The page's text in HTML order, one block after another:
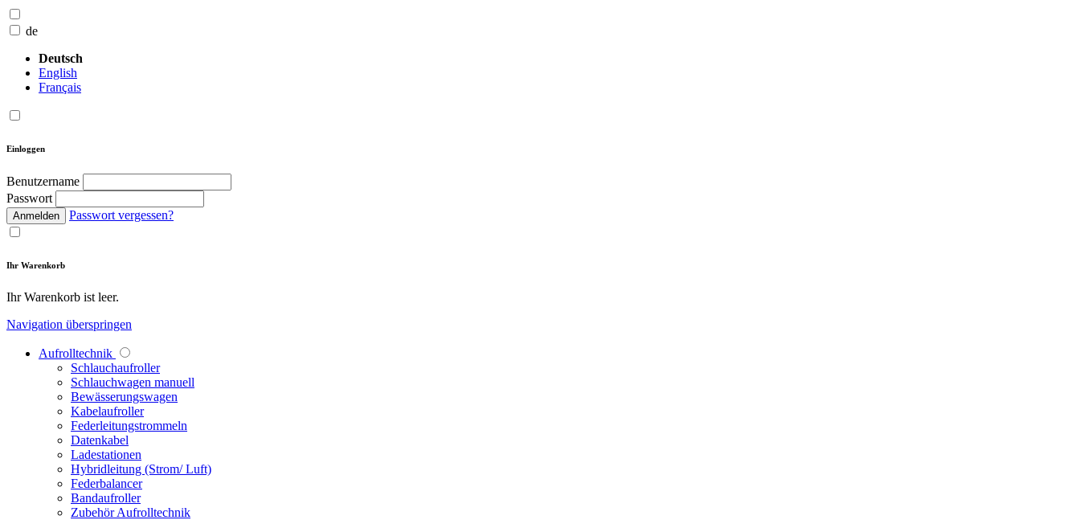
de
Deutsch
English
Français
Einloggen
Benutzername
Passwort
Anmelden Passwort vergessen?
Ihr Warenkorb
Ihr Warenkorb ist leer.
Navigation überspringen
Aufrolltechnik
Schlauchaufroller
Schlauchwagen manuell
Bewässerungswagen
Kabelaufroller
Federleitungstrommeln
Datenkabel
Ladestationen
Hybridleitung (Strom/ Luft)
Federbalancer
Bandaufroller
Zubehör Aufrolltechnik